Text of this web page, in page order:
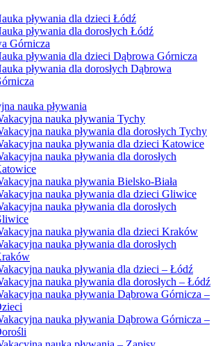
pływania dla dzieci Łódź
pływania dla dorosłych Łódź
Górnicza
pływania dla dzieci Dąbrowa Górnicza
pływania dla dorosłych Dąbrowa
nauka pływania
nauka pływania Tychy
nauka pływania dla dorosłych Tychy
nauka pływania dla dzieci Katowice
nauka pływania dla dorosłych
nauka pływania Bielsko-Biała
nauka pływania dla dzieci Gliwice
nauka pływania dla dorosłych
nauka pływania dla dzieci Kraków
nauka pływania dla dorosłych
nauka pływania dla dzieci – Łódź
nauka pływania dla dorosłych – Łódź
nauka pływania Dąbrowa Górnicza –
nauka pływania Dąbrowa Górnicza –